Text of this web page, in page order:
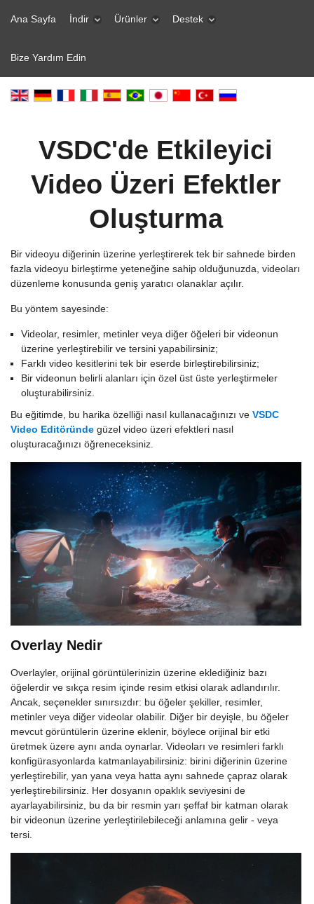
Ana Sayfa İndir Ürünler Destek
Bize Yardım Edin
VSDC'de Etkileyici
Video Üzeri Efektler
Oluşturma
Bir videoyu diğerinin üzerine yerleştirerek tek bir sahnede birden
fazla videoyu birleştirme yeteneğine sahip olduğunuzda, videoları
düzenleme konusunda geniş yaratıcı olanaklar açılır.
Bu yöntem sayesinde:
Videolar, resimler, metinler veya diğer öğeleri bir videonun
üzerine yerleştirebilir ve tersini yapabilirsiniz;
Farklı video kesitlerini tek bir eserde birleştirebilirsiniz;
Bir videonun belirli alanları için özel üst üste yerleştirmeler
oluşturabilirsiniz.
Bu eğitimde, bu harika özelliği nasıl kullanacağınızı ve VSDC
Video Editöründe güzel video üzeri efektleri nasıl
oluşturacağınızı öğreneceksiniz.
Overlay Nedir
Overlayler, orijinal görüntülerinizin üzerine eklediğiniz bazı
öğelerdir ve sıkça resim içinde resim etkisi olarak adlandırılır.
Ancak, seçenekler sınırsızdır: bu öğeler şekiller, resimler,
metinler veya diğer videolar olabilir. Diğer bir deyişle, bu öğeler
mevcut görüntülerin üzerine eklenir, böylece orijinal bir etki
üretmek üzere aynı anda oynarlar. Videoları ve resimleri farklı
konfigürasyonlarda katmanlayabilirsiniz: birini diğerinin üzerine
yerleştirebilir, yan yana veya hatta aynı sahnede çapraz olarak
yerleştirebilirsiniz. Her dosyanın opaklık seviyesini de
ayarlayabilirsiniz, bu da bir resmin yarı şeffaf bir katman olarak
bir videonun üzerine yerleştirilebileceği anlamına gelir - veya
tersi.